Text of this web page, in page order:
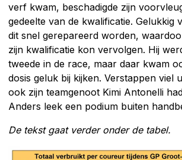
verf kwam, beschadigde zijn
gedeelte van de kwalificatie. Gelukkig
dit snel gerepareerd worden,
zijn kwalificatie kon vervolgen. Hij
tweede in de race, maar daar kwam
dosis geluk bij kijken. Verstappen viel
ook zijn teamgenoot Kimi Antonelli
Anders leek een podium buiten
De tekst gaat verder onder de tabel.